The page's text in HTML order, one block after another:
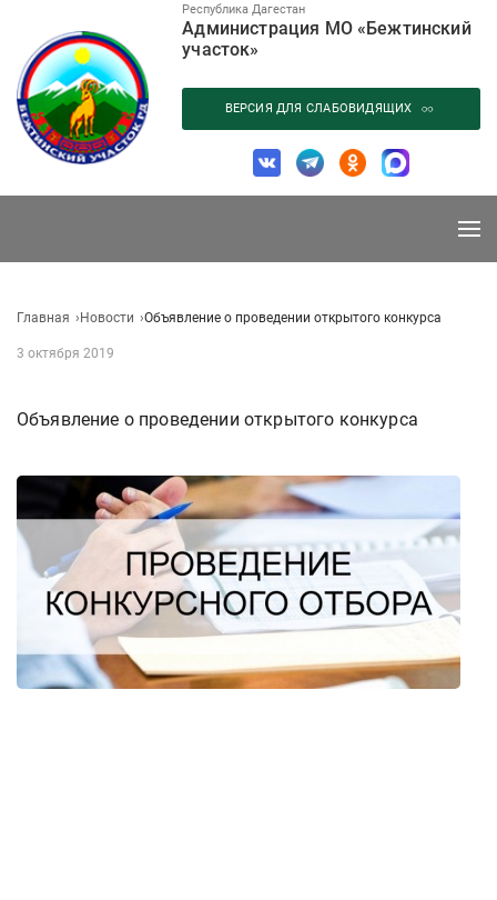
содержанию
Республика Дагестан
Администрация МО «Бежтинский
участок»
ВЕРСИЯ ДЛЯ СЛАБОВИДЯЩИХ
Главная Новости Объявление о проведении открытого конкурса
3 октября 2019
Объявление о проведении открытого конкурса